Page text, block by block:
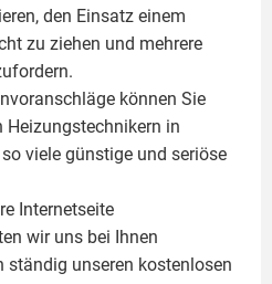
den Einsatz einem
zu ziehen und mehrere
können Sie
Heizungstechnikern in
viele günstige und seriöse
Internetseite
wir uns bei Ihnen
ständig unseren kostenlosen